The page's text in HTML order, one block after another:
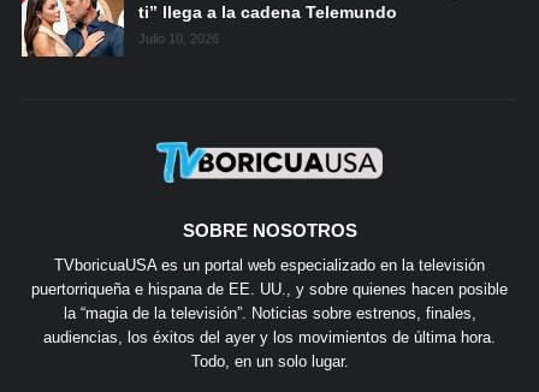
ti” llega a la cadena Telemundo
Julio 10, 2026
SOBRE NOSOTROS
TVboricuaUSA es un portal web especializado en la televisión
puertorriqueña e hispana de EE. UU., y sobre quienes hacen posible
la “magia de la televisión”. Noticias sobre estrenos, finales,
audiencias, los éxitos del ayer y los movimientos de última hora.
Todo, en un solo lugar.